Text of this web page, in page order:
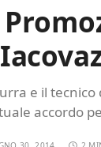
e il
accordo